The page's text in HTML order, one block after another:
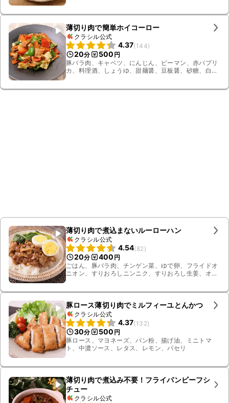
薄切り肉で簡単ホイコーロー
クラシル公式
4.37(144)
20分 500 円
豚バラ肉、キャベツ、にんじん、ピーマン、赤パプリ
カ、料理酒、しょうゆ、甜麺醤、豆板醤、砂糖、白こ
薄切り肉で煮込まないルーローハン
クラシル公式
4.54(82 )
20分 400 円
ごはん、豚バラ肉、チンゲン菜、ゆで卵、フライドオ
ニオン、すりおろしニンニク、すりおろし生姜、オイ
豚ロース薄切り肉でミルフィーユとんかつ
クラシル公式
4.37(132)
30分 500 円
豚ロース、マヨネーズ、パン粉、揚げ油、ミニトマ
ト、中濃ソース、レタス、レモン、パセリ
薄切り肉で煮込み不要！フライパンビーフシ
チュー
クラシル公式